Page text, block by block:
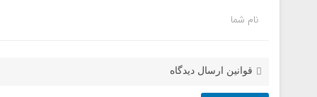
نام شما
قوانین ارسال دیدگاه